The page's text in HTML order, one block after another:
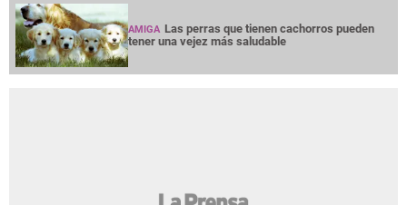
AMIGA Las perras que tienen cachorros pueden
tener una vejez más saludable